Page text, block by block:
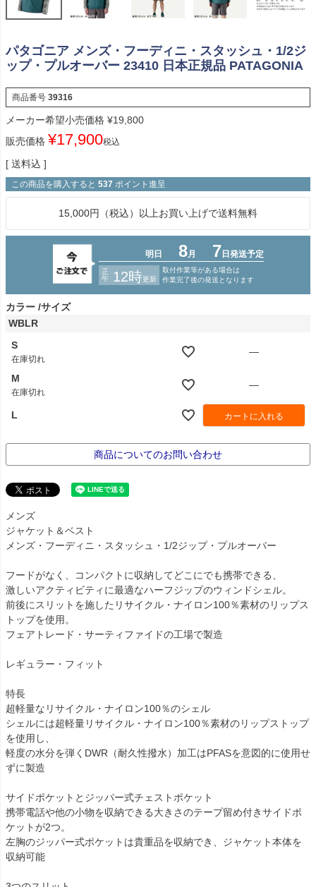
パタゴニア メンズ・フーディニ・スタッシュ・1/2ジ
ップ・プルオーバー 23410 日本正規品 PATAGONIA
商品番号 39316
メーカー希望小売価格 ¥19,800
販売価格 ¥17,900税込
送料込
この商品を購入すると 537 ポイント進呈
15,000円（税込）以上お買い上げで送料無料
カラー サイズ
WBLR
S
在庫切れ
—
M
在庫切れ
—
L カートに入れる
商品についてのお問い合わせ
メンズ
ジャケット＆ベスト
メンズ・フーディニ・スタッシュ・1/2ジップ・プルオーバー
フードがなく、コンパクトに収納してどこにでも携帯できる、
激しいアクティビティに最適なハーフジップのウィンドシェル。
前後にスリットを施したリサイクル・ナイロン100％素材のリップス
トップを使用。
フェアトレード・サーティファイドの工場で製造
レギュラー・フィット
特長
超軽量なリサイクル・ナイロン100％のシェル
シェルには超軽量リサイクル・ナイロン100％素材のリップストップ
を使用し、
軽度の水分を弾くDWR（耐久性撥水）加工はPFASを意図的に使用せ
ずに製造
サイドポケットとジッパー式チェストポケット
携帯電話や他の小物を収納できる大きさのテープ留め付きサイドポ
ケットが2つ。
左胸のジッパー式ポケットは貴重品を収納でき、ジャケット本体を
収納可能